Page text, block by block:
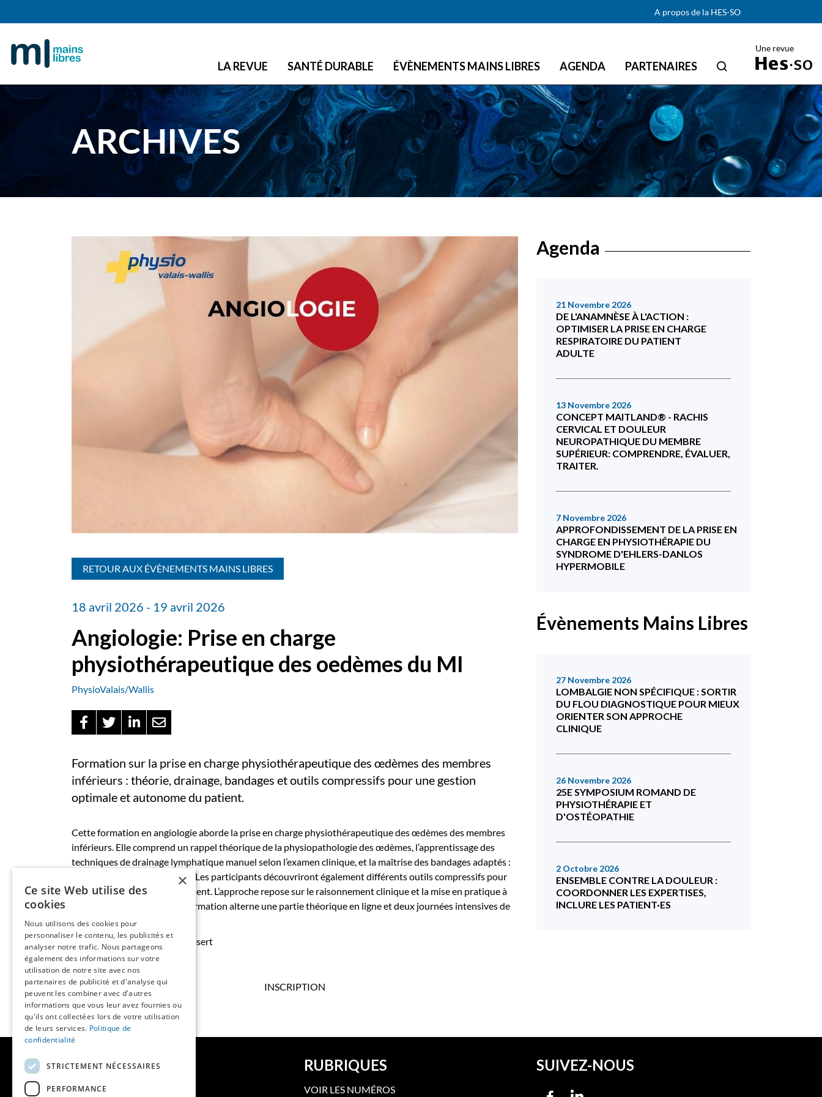
Skip to main content
A propos de la HES-SO
LA REVUE SANTÉ DURABLE ÉVÈNEMENTS MAINS LIBRES AGENDA PARTENAIRES
Une revue
ARCHIVES
RETOUR AUX ÉVÈNEMENTS MAINS LIBRES
18 avril 2026 - 19 avril 2026
Angiologie: Prise en charge
physiothérapeutique des oedèmes du MI
PhysioValais/Wallis
Formation sur la prise en charge physiothérapeutique des œdèmes des membres
inférieurs : théorie, drainage, bandages et outils compressifs pour une gestion
optimale et autonome du patient.
Cette formation en angiologie aborde la prise en charge physiothérapeutique des œdèmes des membres
inférieurs. Elle comprend un rappel théorique de la physiopathologie des œdèmes, l’apprentissage des
techniques de drainage lymphatique manuel selon l’examen clinique, et la maîtrise des bandages adaptés :
multicomposants et cohésifs. Les participants découvriront également différents outils compressifs pour
favoriser l’autogestion du patient. L’approche repose sur le raisonnement clinique et la mise en pratique à
travers des cas patients. La formation alterne une partie théorique en ligne et deux journées intensives de
pratique.
• Intervenant.e.s : Claudia Lessert
• Lieu : CRR à Sion
INSCRIPTION
Agenda
21 Novembre 2026
DE L'ANAMNÈSE À L'ACTION :
OPTIMISER LA PRISE EN CHARGE
RESPIRATOIRE DU PATIENT
ADULTE
13 Novembre 2026
CONCEPT MAITLAND® - RACHIS
CERVICAL ET DOULEUR
NEUROPATHIQUE DU MEMBRE
SUPÉRIEUR: COMPRENDRE, ÉVALUER,
TRAITER.
7 Novembre 2026
APPROFONDISSEMENT DE LA PRISE EN
CHARGE EN PHYSIOTHÉRAPIE DU
SYNDROME D'EHLERS-DANLOS
HYPERMOBILE
Évènements Mains Libres
27 Novembre 2026
LOMBALGIE NON SPÉCIFIQUE : SORTIR
DU FLOU DIAGNOSTIQUE POUR MIEUX
ORIENTER SON APPROCHE
CLINIQUE
26 Novembre 2026
25E SYMPOSIUM ROMAND DE
PHYSIOTHÉRAPIE ET
D'OSTÉOPATHIE
2 Octobre 2026
ENSEMBLE CONTRE LA DOULEUR :
COORDONNER LES EXPERTISES,
INCLURE LES PATIENT·ES
MAINS LIBRES
QUI SOMMES-NOUS
RUBRIQUES
VOIR LES NUMÉROS
SUIVEZ-NOUS
×
Ce site Web utilise des
cookies
Nous utilisons des cookies pour
personnaliser le contenu, les publicités et
analyser notre trafic. Nous partageons
également des informations sur votre
utilisation de notre site avec nos
partenaires de publicité et d'analyse qui
peuvent les combiner avec d'autres
informations que vous leur avez fournies ou
qu'ils ont collectées lors de votre utilisation
de leurs services. Politique de
confidentialité
STRICTEMENT NÉCESSAIRES
PERFORMANCE